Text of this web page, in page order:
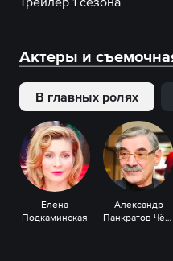
Актеры и
В главных ролях
Елена
Подкаминская
Александр
Панкратов-Чёрный